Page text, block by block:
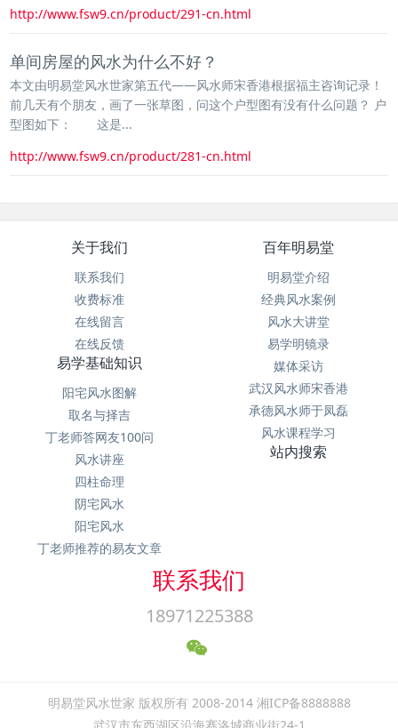
http://www.fsw9.cn/product/291-cn.html
单间房屋的风水为什么不好？
本文由明易堂风水世家第五代——风水师宋香港根据福主咨询记录！
前几天有个朋友，画了一张草图，问这个户型图有没有什么问题？ 户
型图如下： 这是...
http://www.fsw9.cn/product/281-cn.html
关于我们
联系我们
收费标准
在线留言
在线反馈
百年明易堂
明易堂介绍
经典风水案例
风水大讲堂
易学明镜录
媒体采访
武汉风水师宋香港
承德风水师于凤磊
风水课程学习
易学基础知识
阳宅风水图解
取名与择吉
丁老师答网友100问
风水讲座
四柱命理
阴宅风水
阳宅风水
丁老师推荐的易友文章
站内搜索
联系我们
18971225388
明易堂风水世家 版权所有 2008-2014 湘ICP备8888888